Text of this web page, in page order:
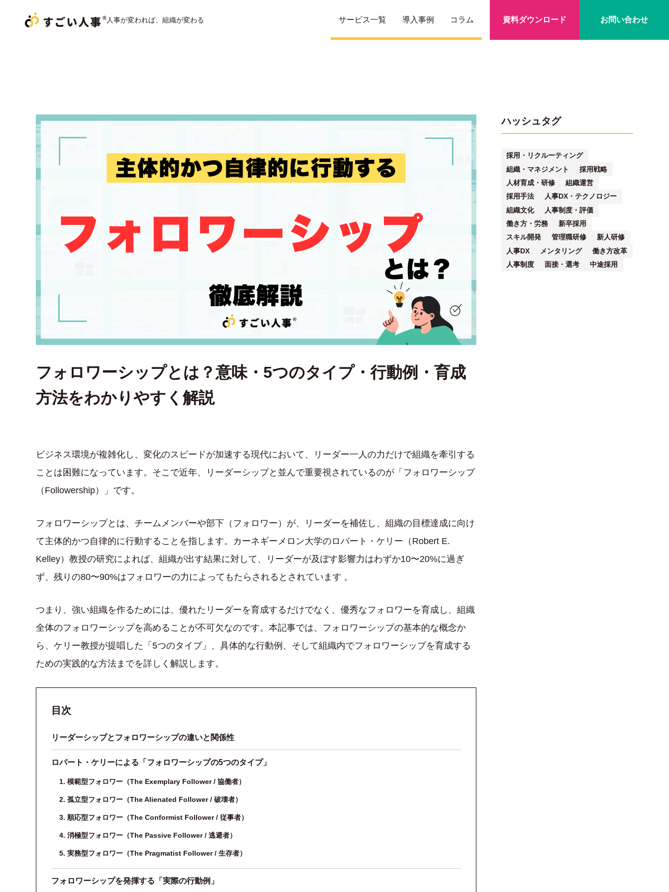
人事が変われば、組織が変わる サービス一覧 導入事例 コラム 資料ダウンロード お問い合わせ
フォロワーシップとは？意味・5つのタイプ・行動例・育成
方法をわかりやすく解説
ビジネス環境が複雑化し、変化のスピードが加速する現代において、リーダー一人の力だけで組織を牽引する
ことは困難になっています。そこで近年、リーダーシップと並んで重要視されているのが「フォロワーシップ
（Followership）」です。
フォロワーシップとは、チームメンバーや部下（フォロワー）が、リーダーを補佐し、組織の目標達成に向け
て主体的かつ自律的に行動することを指します。カーネギーメロン大学のロバート・ケリー（Robert E.
Kelley）教授の研究によれば、組織が出す結果に対して、リーダーが及ぼす影響力はわずか10〜20%に過ぎ
ず、残りの80〜90%はフォロワーの力によってもたらされるとされています 。
つまり、強い組織を作るためには、優れたリーダーを育成するだけでなく、優秀なフォロワーを育成し、組織
全体のフォロワーシップを高めることが不可欠なのです。本記事では、フォロワーシップの基本的な概念か
ら、ケリー教授が提唱した「5つのタイプ」、具体的な行動例、そして組織内でフォロワーシップを育成する
ための実践的な方法までを詳しく解説します。
目次
リーダーシップとフォロワーシップの違いと関係性
ロバート・ケリーによる「フォロワーシップの5つのタイプ」
1. 模範型フォロワー（The Exemplary Follower / 協働者）
2. 孤立型フォロワー（The Alienated Follower / 破壊者）
3. 順応型フォロワー（The Conformist Follower / 従事者）
4. 消極型フォロワー（The Passive Follower / 逃避者）
5. 実務型フォロワー（The Pragmatist Follower / 生存者）
フォロワーシップを発揮する「実際の行動例」
ハッシュタグ
採用・リクルーティング
組織・マネジメント
採用戦略
人材育成・研修
組織運営
採用手法
人事DX・テクノロジー
組織文化
人事制度・評価
働き方・労務
新卒採用
スキル開発
管理職研修
新人研修
人事DX
メンタリング
働き方改革
人事制度
面接・選考 中途採用